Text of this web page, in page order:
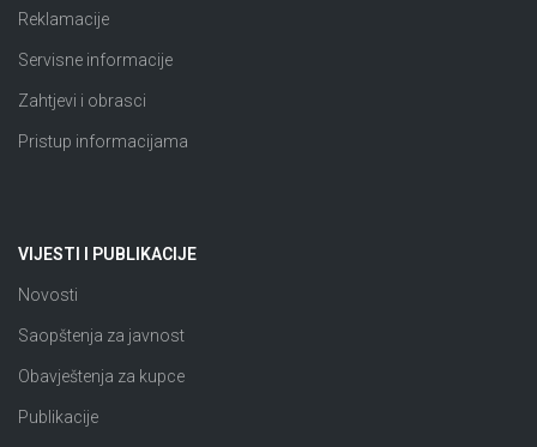
Reklamacije
Servisne informacije
Zahtjevi i obrasci
Pristup informacijama
VIJESTI I PUBLIKACIJE
Novosti
Saopštenja za javnost
Obavještenja za kupce
Publikacije